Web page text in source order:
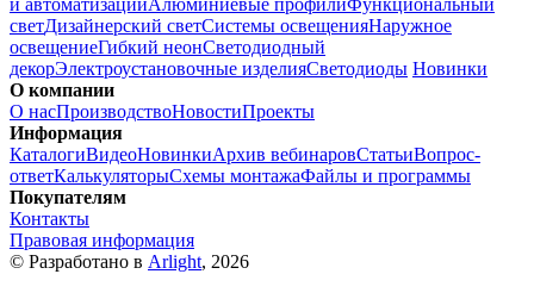
светДизайнерский светСистемы освещенияНаружное
освещениеГибкий неонСветодиодный
декорЭлектроустановочные изделияСветодиоды Новинки
О компании
О насПроизводствоНовостиПроекты
Информация
КаталогиВидеоНовинкиАрхив вебинаровСтатьиВопрос-
ответКалькуляторыСхемы монтажаФайлы и программы
Покупателям
Контакты
Правовая информация
© Разработано в Arlight, 2026